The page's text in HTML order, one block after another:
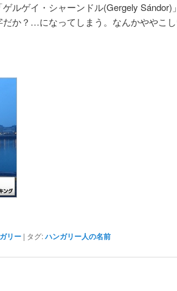
ルゲイ・シャーンドル(Gergely Sándor)
か？…になってしまう。なんかややこし
リー | タグ:ハンガリー人の名前